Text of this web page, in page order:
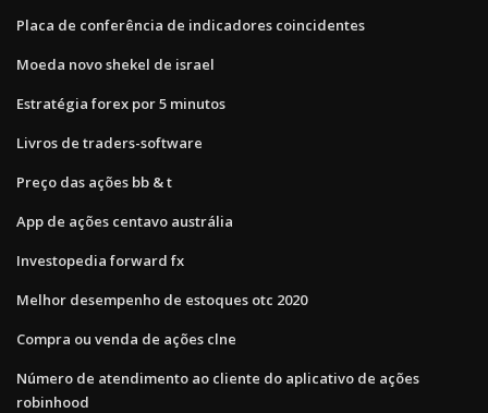
Placa de conferência de indicadores coincidentes
Moeda novo shekel de israel
Estratégia forex por 5 minutos
Livros de traders-software
Preço das ações bb & t
App de ações centavo austrália
Investopedia forward fx
Melhor desempenho de estoques otc 2020
Compra ou venda de ações clne
Número de atendimento ao cliente do aplicativo de ações
robinhood